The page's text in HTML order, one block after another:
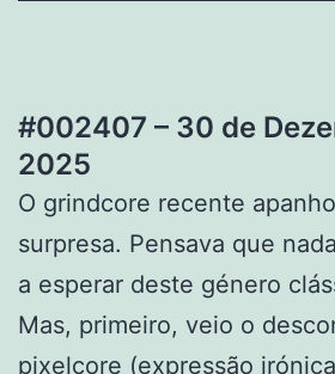
#002407 – 30 de
2025
O grindcore recente
surpresa. Pensava que
a esperar deste género
Mas, primeiro, veio o
pixelcore (expressão